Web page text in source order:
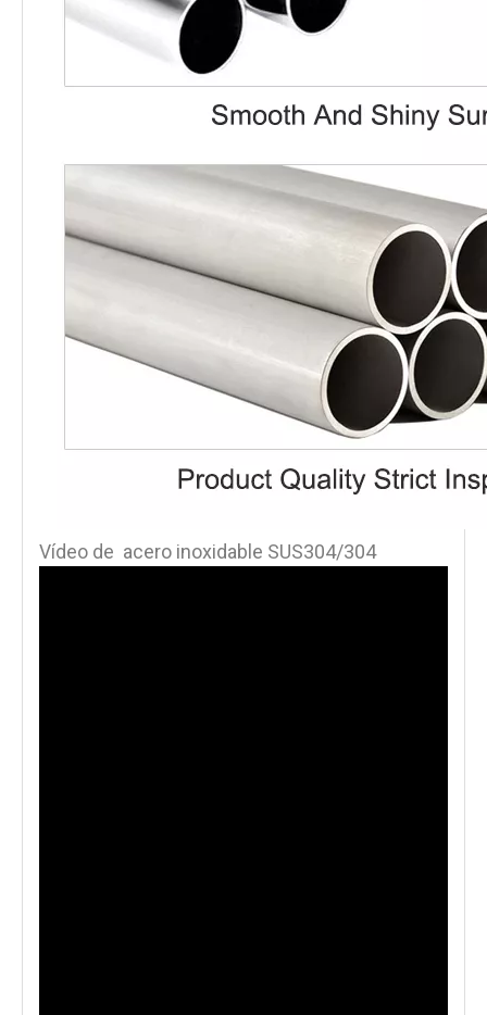
Vídeo de acero inoxidable SUS304/304